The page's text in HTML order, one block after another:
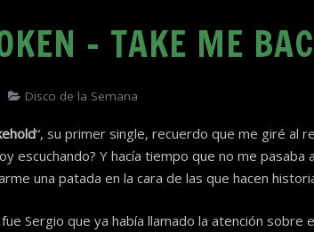
– TAKE ME
Disco de la Semana
“, su primer single, recuerdo que me giré al
escuchando? Y hacía tiempo que no me pasaba
una patada en la cara de las que hacen
Sergio que ya había llamado la atención sobre